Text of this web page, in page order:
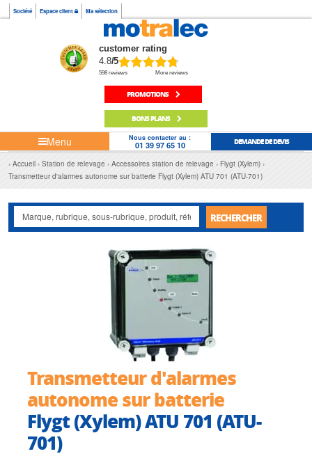
Société Espace client Ma sélection
customer rating
4.8/5
598 reviews More reviews
PROMOTIONS
BONS PLANS
Menu Nous contacter au :
01 39 97 65 10 DEMANDE DE DEVIS
Accueil Station de relevage Accessoires station de relevage
Flygt (Xylem)
Transmetteur d'alarmes autonome sur batterie Flygt (Xylem) ATU 701 (ATU-701)
RECHERCHER
Transmetteur d'alarmes
autonome sur batterie
Flygt (Xylem) ATU 701 (ATU-
701)